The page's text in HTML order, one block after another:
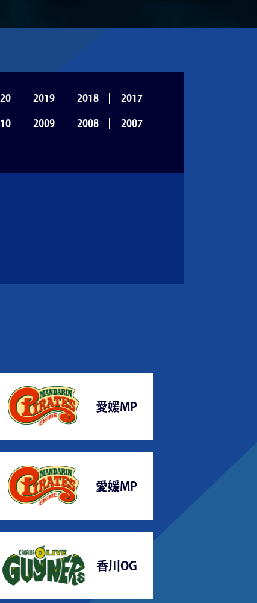
2019 2018 2017
2009 2008 2007
愛媛MP
愛媛MP
香川OG